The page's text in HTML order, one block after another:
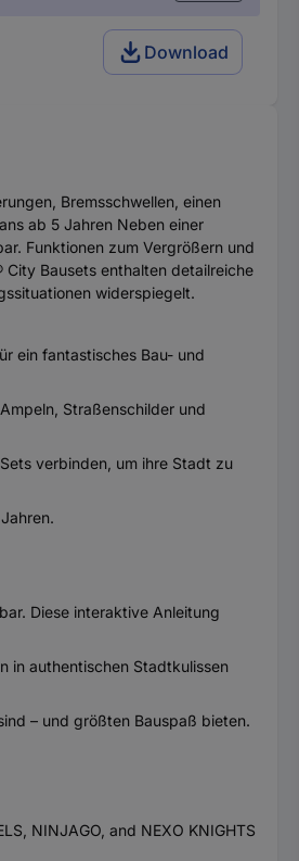
Download
Bremsschwellen, einen
ab 5 Jahren Neben einer
Funktionen zum Vergrößern und
City Bausets enthalten detailreiche
widerspiegelt.
ein fantastisches Bau- und
Straßenschilder und
verbinden, um ihre Stadt zu
Diese interaktive Anleitung
in authentischen Stadtkulissen
– und größten Bauspaß bieten.
NINJAGO, and NEXO KNIGHTS